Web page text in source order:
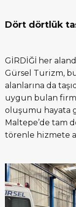
Dört dörtlük
GİRDİĞİ her
Gürsel Turizm,
alanlarına da
uygun bulan
oluşumu hayata
Maltepe’de tam
törenle hizmete